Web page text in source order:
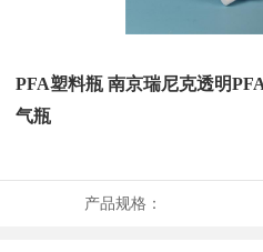
PFA塑料瓶 南京瑞尼克透明
气瓶
产品规格：